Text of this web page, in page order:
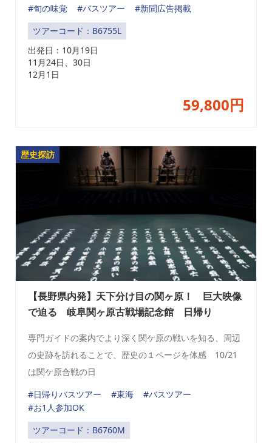
#旬の味覚
#バスツアー
#新聞広告掲載
ツアーコード：B6755L
出発日： 10月19日
11月24日、30日
12月1日
59,800円
歴史探訪
【長野県内発】天下分け目の関ヶ原！ 巨大映像
で迫る 岐阜関ヶ原古戦場記念館 日帰り
専門ガイドの案内でより深く関ケ原の戦いを知る、周辺
の史跡を訪れることで、歴史の１ページを体感 10/21
は関ケ原合戦の日
#日帰りバスツアー
#東海
#バスツアー
#お1人参加OK
ツアーコード：B6760M